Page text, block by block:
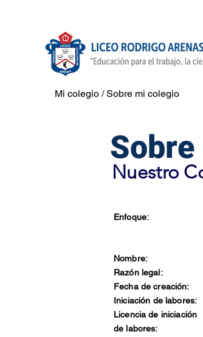
Mi colegio / Sobre mi colegio
Sobre
Nuestro
Enfoque:
Nombre:
Razón legal:
Fecha de creación:
Iniciación de labores:
Licencia de iniciación
de labores: